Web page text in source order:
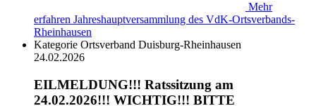
Mehr
erfahren Jahreshauptversammlung des VdK-Ortsverbands-
Rheinhausen
Kategorie Ortsverband Duisburg-Rheinhausen
24.02.2026
EILMELDUNG!!! Ratssitzung am
24.02.2026!!! WICHTIG!!! BITTE